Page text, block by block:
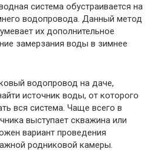
система обустраивается на
водопровода. Данный метод
их дополнительное
замерзания воды в зимнее
водопровод на даче,
источник воды, от которого
вся система. Чаще всего в
выступает скважина или
вариант проведения
родниковой камеры.